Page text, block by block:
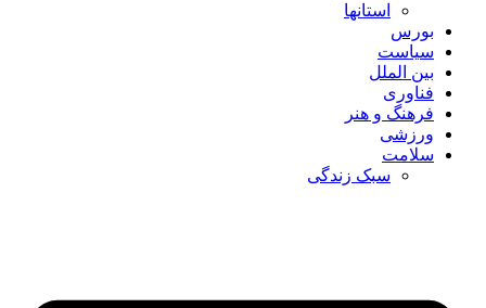
استانها
بورس
سیاست
بین الملل
فناوری
فرهنگ و هنر
ورزشی
سلامت
سبک زندگی